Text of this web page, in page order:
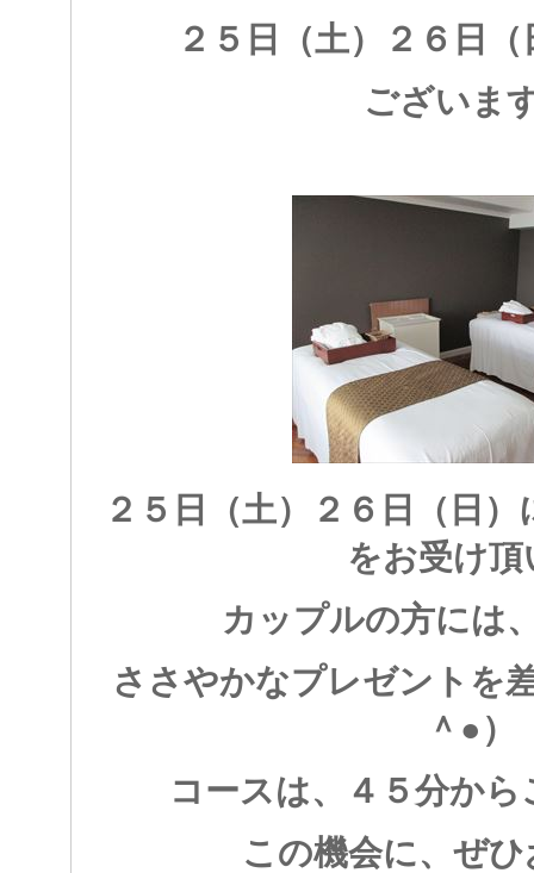
２５日（土）２６日
ございま
２５日（土）２６日（日
をお受け頂
カップルの方には
ささやかなプレゼントを
＾●）
コースは、４５分か
この機会に、ぜ